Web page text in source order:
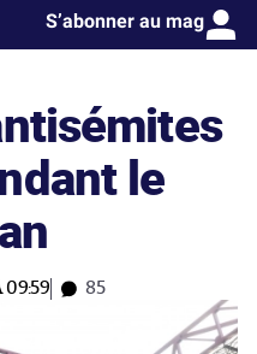
S’abonner au mag
le
09:59 85